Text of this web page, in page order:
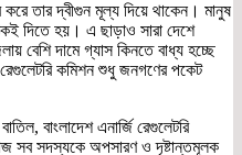
তার দ্বীগুন মূল্য দিয়ে থাকেন। মানুষ
দিতে হয়। এ ছাড়াও সারা দেশে
বেশি দামে গ্যাস কিনতে বাধ্য হচ্ছে
রেগুলেটরি কমিশন শুধু জনগণের পকেট
বাংলাদেশ এনার্জি রেগুলেটরি
সব সদস্যকে অপসারণ ও দৃষ্টান্তমূলক